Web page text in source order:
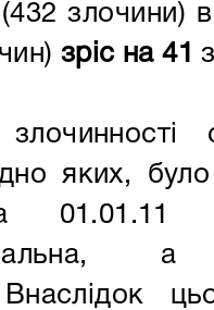
(432 злочини)
зріс на 41
яких,
а
Внаслідок